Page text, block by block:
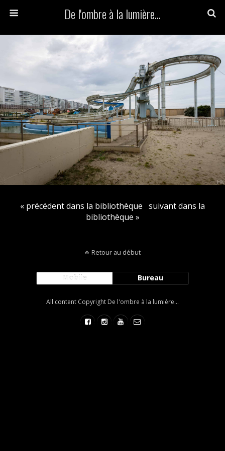
De l'ombre à la lumière...
« précédent dans la bibliothèque suivant dans la
bibliothèque »
Retour au début
Mobile Bureau
All content Copyright De l'ombre à la lumière...